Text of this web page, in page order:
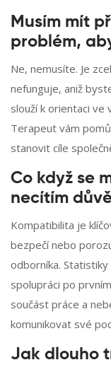
Musím mít
problém,
Ne, nemusíte. Je
nefunguje, aniž
slouží k orientaci ve
Terapeut vám
stanovit cíle
Co když se
necítím
Kompatibilita je
bezpečí nebo
odborníka. Statistiky
spolupráci po
součást práce a
komunikovat své
Jak dlouho